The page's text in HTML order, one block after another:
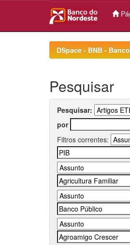
DSpace - BNB -
Pesquisar
Pesquisar:
por
Filtros correntes: